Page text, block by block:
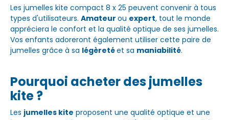
Les jumelles kite compact 8 x 25 peuvent convenir à tous
types d'utilisateurs. Amateur ou expert, tout le monde
appréciera le confort et la qualité optique de ses jumelles.
Vos enfants adoreront également utiliser cette paire de
jumelles grâce à sa légèretéet sa maniabilité.
Pourquoi acheter des jumelles
kite ?
Les jumelles kite proposent une qualité optique et une